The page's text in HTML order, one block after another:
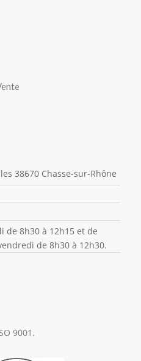
38670 Chasse-sur-Rhône
de 8h30 à 12h15 et de
de 8h30 à 12h30.
9001.